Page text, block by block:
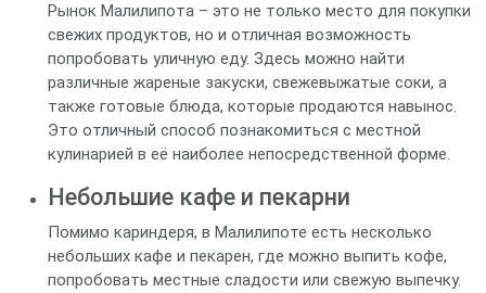
Рынок Малилипота – это не только место для покупки
свежих продуктов, но и отличная возможность
попробовать уличную еду. Здесь можно найти
различные жареные закуски, свежевыжатые соки, а
также готовые блюда, которые продаются навынос.
Это отличный способ познакомиться с местной
кулинарией в её наиболее непосредственной форме.
Небольшие кафе и пекарни
Помимо кариндеря, в Малилипоте есть несколько
небольших кафе и пекарен, где можно выпить кофе,
попробовать местные сладости или свежую выпечку.